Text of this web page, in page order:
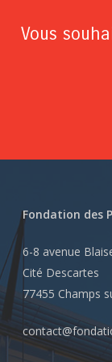
Vous
Fondation des
6-8 avenue
Cité Descartes
77455 Champs